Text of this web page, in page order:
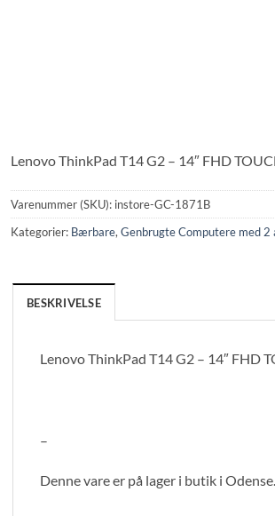
Lenovo ThinkPad T14 G2 – 14″ FHD
Varenummer (SKU): instore-GC-1871B
Kategorier: Bærbare, Genbrugte Computere med 2
BESKRIVELSE
Lenovo ThinkPad T14 G2 – 14″ FHD
–
Denne vare er på lager i butik i